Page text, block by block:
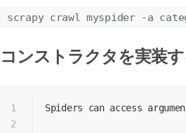
scrapy crawl myspider -a
コンストラクタを実装
1
2
Spiders can access